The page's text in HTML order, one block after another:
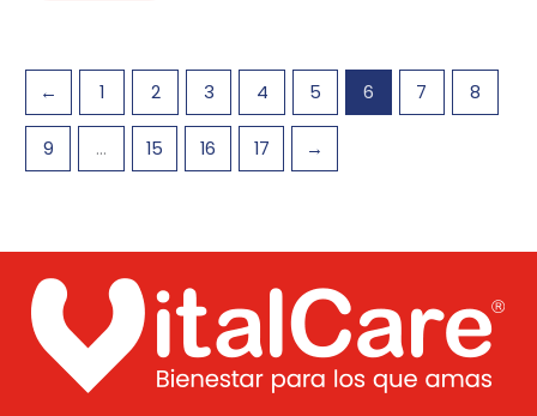
← 1 2 3 4 5 6 7 8
9 … 15 16 17 →